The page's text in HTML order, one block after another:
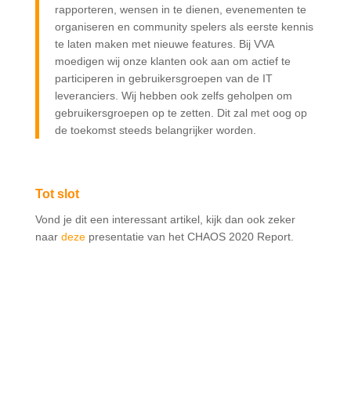
rapporteren, wensen in te dienen, evenementen te
organiseren en community spelers als eerste kennis
te laten maken met nieuwe features. Bij VVA
moedigen wij onze klanten ook aan om actief te
participeren in gebruikersgroepen van de IT
leveranciers. Wij hebben ook zelfs geholpen om
gebruikersgroepen op te zetten. Dit zal met oog op
de toekomst steeds belangrijker worden.
Tot slot
Vond je dit een interessant artikel, kijk dan ook zeker
naar dezepresentatie van het CHAOS 2020 Report.